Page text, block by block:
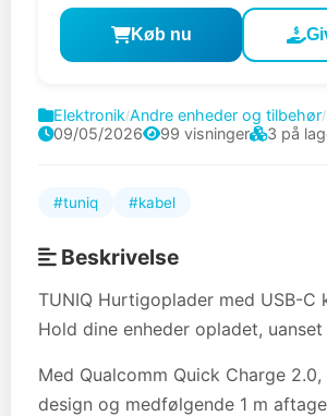
Køb nu
Elektronik/Andre enheder og tilbehør/
09/05/2026
99 visninger 3 på
#tuniq #kabel
Beskrivelse
TUNIQ Hurtigoplader med USB-C
Hold dine enheder opladet,
Med Qualcomm Quick Charge
design og medfølgende 1 m